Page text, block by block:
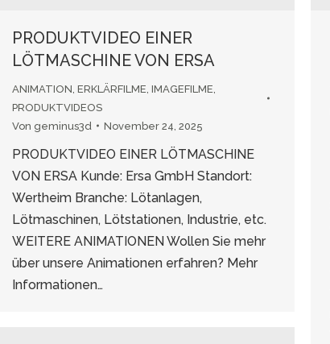
PRODUKTVIDEO EINER
LÖTMASCHINE VON ERSA
ANIMATION ERKLÄRFILME IMAGEFILME
PRODUKTVIDEOS
Von geminus3d November 24, 2025
PRODUKTVIDEO EINER LÖTMASCHINE
VON ERSA Kunde: Ersa GmbH Standort:
Wertheim Branche: Lötanlagen,
Lötmaschinen, Lötstationen, Industrie, etc.
WEITERE ANIMATIONEN Wollen Sie mehr
über unsere Animationen erfahren? Mehr
Informationen…